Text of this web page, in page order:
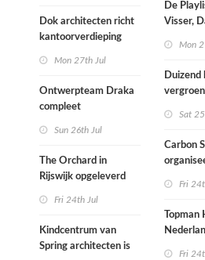
Dok architecten richt
kantoorverdieping
hernieuwd in
Mon 27th Jul
Ontwerpteam Draka
compleet
Sun 26th Jul
The Orchard in
Rijswijk opgeleverd
Fri 24th Jul
Kindcentrum van
Spring architecten is
De
Visser,
Mon
Duizend
Sat
Carbon
Fri
Topman
Fri